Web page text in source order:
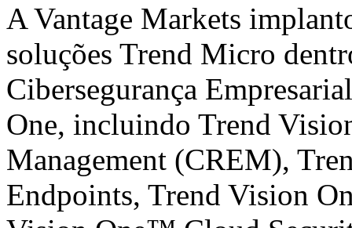
A Vantage Markets
soluções Trend Micro
Cibersegurança
One, incluindo Trend
Management (CREM),
Endpoints, Trend Vision